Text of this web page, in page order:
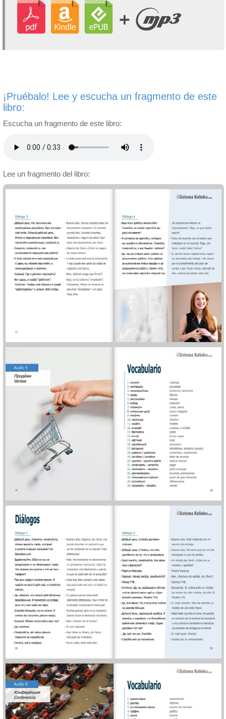
¡Pruébalo! Lee y escucha un fragmento de este
libro:
Escucha un fragmento de este libro:
Lee un fragmento del libro: